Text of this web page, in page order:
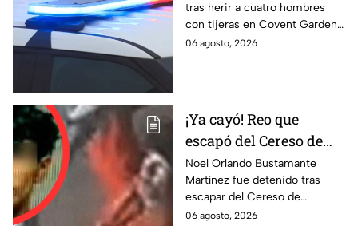
tras herir a cuatro hombres
con tijeras en Covent Garden,
Londres. Autoridades
06 agosto, 2026
¡Ya cayó! Reo que
escapó del Cereso de
Mexicali es detenido
tras operativo hoy 6 de
agosto
Noel Orlando Bustamante
Martínez fue detenido tras
escapar del Cereso de
Mexicali. Autoridades
06 agosto, 2026